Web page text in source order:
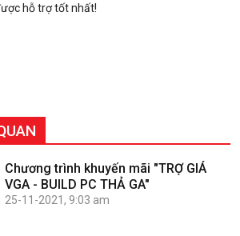
hỗ trợ tốt nhất!
Chương trình khuyến mãi "TRỢ GIÁ
VGA - BUILD PC THẢ GA"
25-11-2021, 9:03 am